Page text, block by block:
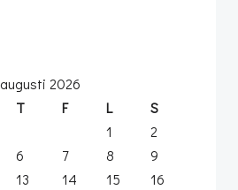
augusti 2026
T F L
S
1
2
6 7 8
9
13 14 15
16